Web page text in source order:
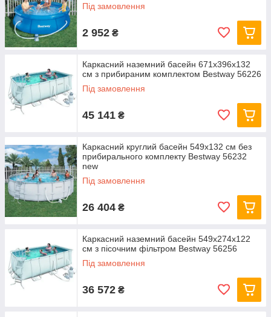
Під замовлення
2 952 ₴
Каркасний наземний басейн 671x396x132
см з прибираним комплектом Bestway 56226
Під замовлення
45 141 ₴
Каркасний круглий басейн 549x132 см без
прибирального комплекту Bestway 56232
new
Під замовлення
26 404 ₴
Каркасний наземний басейн 549x274x122
см з пісочним фільтром Bestway 56256
Під замовлення
36 572 ₴